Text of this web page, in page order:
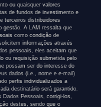
ou quaisquer valores
de fundos de investimento e
terceiros distribuidores
gestão. A LAM ressalta que
como condição de
informações através
pessoais, eles aceitam que
ou requisição submetida pelo
possam ser do interesse do
dados (i.e., nome e e-mail)
perfis individualizados a
destinatário será garantido.
Pessoais, corrigi-los,
destes, sendo que o